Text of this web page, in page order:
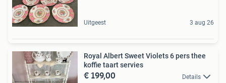
Uitgeest 3 aug 26
Royal Albert Sweet Violets 6 pers thee
koffie taart servies
€ 199,00 Details